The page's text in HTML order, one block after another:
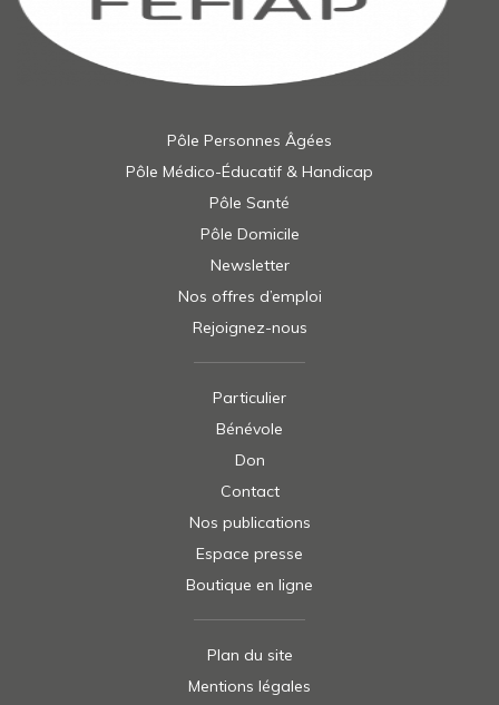
Pôle Personnes Âgées
Pôle Médico-Éducatif & Handicap
Pôle Santé
Pôle Domicile
Newsletter
Nos offres d’emploi
Rejoignez-nous
Particulier
Bénévole
Don
Contact
Nos publications
Espace presse
Boutique en ligne
Plan du site
Mentions légales